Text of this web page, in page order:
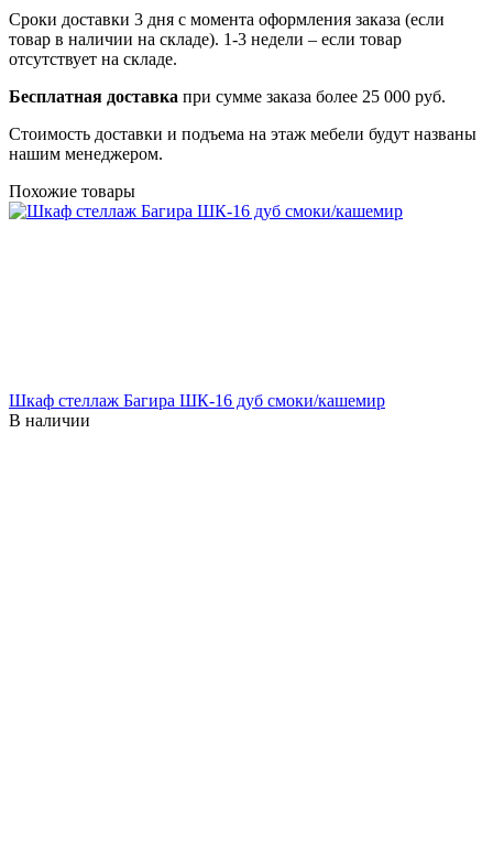
Сроки доставки 3 дня с момента оформления заказа (если
товар в наличии на складе). 1-3 недели – если товар
отсутствует на складе.
Бесплатная доставка при сумме заказа более 25 000 руб.
Стоимость доставки и подъема на этаж мебели будут названы
нашим менеджером.
Похожие товары
Шкаф стеллаж Багира ШК-16 дуб смоки/кашемир
В наличии